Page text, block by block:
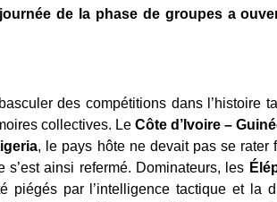
de la phase de groupes a
des compétitions dans l’histoire
collectives. Le Côte d’Ivoire –
, le pays hôte ne devait pas se
s’est ainsi refermé. Dominateurs, les
piégés par l’intelligence tactique et la